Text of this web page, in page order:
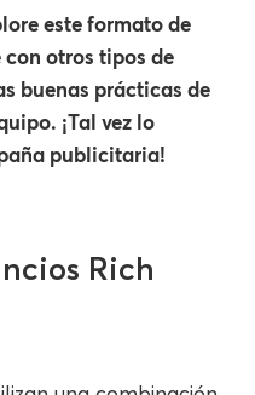
este formato de
otros tipos de
buenas prácticas de
¡Tal vez lo
publicitaria!
Rich